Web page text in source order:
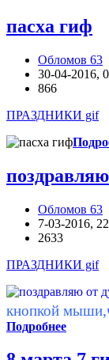
пасха гиф
Обломов 63
30-04-2016,
866
ПРАЗДНИКИ gif
Обломов 63
7-03-2016,
2633
ПРАЗДНИКИ gif
кнопкой
Подробнее